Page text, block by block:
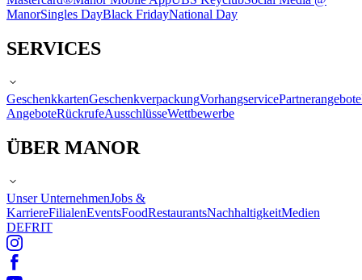
ManorSingles DayBlack FridayNational Day
SERVICES
GeschenkkartenGeschenkverpackungVorhangservicePartnerangebote
AngeboteRückrufeAusschlüsseWettbewerbe
ÜBER MANOR
Unser UnternehmenJobs &
KarriereFilialenEventsFoodRestaurantsNachhaltigkeitMedien
DEFRIT